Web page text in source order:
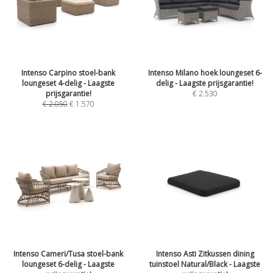
Intenso Carpino stoel-bank
loungeset 4-delig - Laagste
prijsgarantie!
€2.050 € 1.570
Intenso Milano hoek loungeset 6-
delig - Laagste prijsgarantie!
€2.530
Intenso Cameri/Tusa stoel-bank
loungeset 6-delig - Laagste
Intenso Asti Zitkussen dining
tuinstoel Natural/Black - Laagste